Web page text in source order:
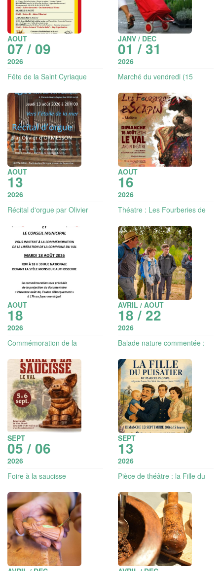
AOUT
07 / 09
2026
Fête de la Saint Cyriaque
JANV / DEC
01 / 31
2026
Marché du vendredi (15
AOUT
13
2026
Récital d'orgue par Olivier
AOUT
16
2026
Théatre : Les Fourberies de
AOUT
18
2026
Commémoration de la
AVRIL / AOUT
18 / 22
2026
Balade nature commentée :
SEPT
05 / 06
2026
Foire à la saucisse
SEPT
13
2026
Pièce de théâtre : la Fille du